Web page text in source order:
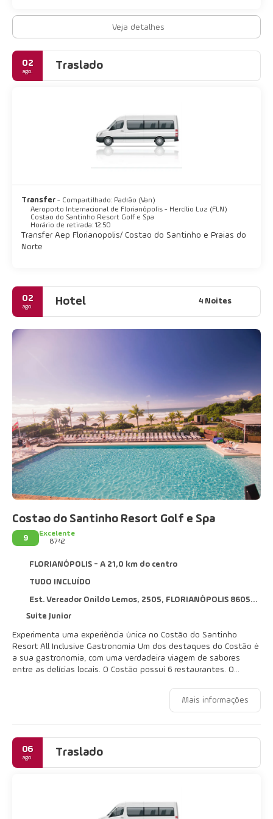
Veja detalhes
02
ago. Traslado
Transfer - Compartilhado: Padrão (Van)
Aeroporto Internacional de Florianópolis - Hercílio Luz (FLN)
Costao do Santinho Resort Golf e Spa
Horário de retirada: 12:50
Transfer Aep Florianopolis/ Costao do Santinho e Praias do
Norte
02
ago. Hotel 4 Noites
Costao do Santinho Resort Golf e Spa
9
Excelente
8742
FLORIANÓPOLIS - A 21,0 km do centro
TUDO INCLUÍDO
Est. Vereador Onildo Lemos, 2505, FLORIANÓPOLIS 86058700
Suite Junior
Experimenta uma experiência única no Costão do Santinho
Resort All Inclusive Gastronomia Um dos destaques do Costão é
a sua gastronomia, com uma verdadeira viagem de sabores
entre as delícias locais. O Costão possui 6 restaurantes. O
manhã e um variado buffet para almoço e jantar. Ainda existem
restaurantes temáticos mediante reserva, com comida
Vitória, Kaigan, Trattoria e Grill. Natureza Estarás num resort
rodeado por 750 mil m² (185, 33 acres) de Mata Atlântica nativa,
com um parque ecológico privativo, que oferece trilhas na
natureza, atividades para crianças, como acampamento,
encontrar sandboard, atividades náuticas, shows e concertos,
Mais informações
06
ago. Traslado